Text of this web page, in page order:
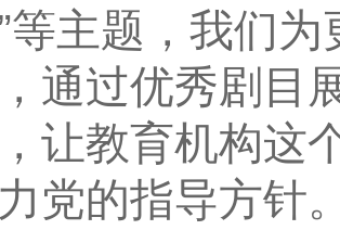
等主题，我们
通过优秀剧目
让教育机构这
党的指导方针